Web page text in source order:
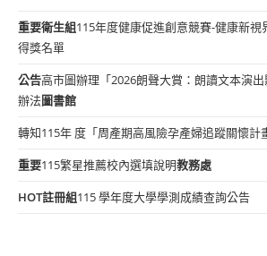
重要衛生組115年度健康促進創意競賽-健康新
得獎名單
公告高市圖辦理「2026朗聲大賞：朗讀文本演
辦法圖書館
轉知115年 度「周產期高風險孕產婦追蹤關懷計
重要115繁星推薦校內選填說明教務處
HOT註冊組115 學年度大學學測成績查詢公告